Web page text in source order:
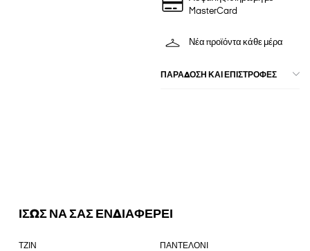
MasterCard
Νέα προϊόντα κάθε μέρα
ΠΑΡΑΔΟΣΗ ΚΑΙ ΕΠΙΣΤΡΟΦΕΣ
ΙΣΩΣ ΝΑ ΣΑΣ ΕΝΔΙΑΦΕΡΕΙ
ΤΖΙΝ ΠΑΝΤΕΛΟΝΙ